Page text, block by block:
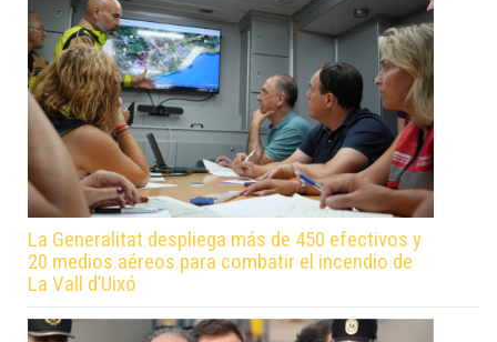
La Generalitat despliega más de 450 efectivos y
20 medios aéreos para combatir el incendio de
La Vall d’Uixó